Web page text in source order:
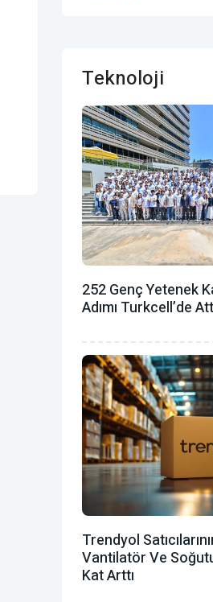
Teknoloji
252 Genç Yetenek
Adımı Turkcell’de
Trendyol
Vantilatör ‎ve
Kat Arttı